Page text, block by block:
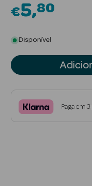
€5 80
Disponível
Paga em